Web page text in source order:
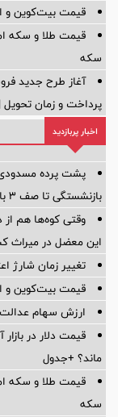
قیمت بیت‌کوین و
سکه
آغاز طرح جدید
پرداخت و زمان
اخبار پربازدید
پشت پرده‌
بازنشستگی تا صف ۳ بانک طلبکار
وقتی کوه‌ها هم
این معضل در میراث
تغییر زمان شارژ
قیمت بیت‌کوین و
ارزش سهام عدالت برای
ماند؟ +جدول
سکه